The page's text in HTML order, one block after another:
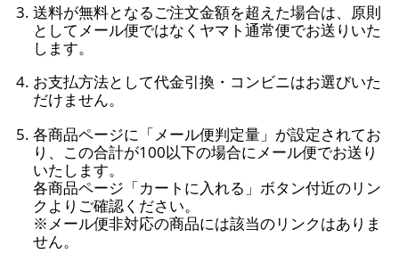
送料が無料となるご注文金額を超えた場合は、原則
としてメール便ではなくヤマト通常便でお送りいた
します。
お支払方法として代金引換・コンビニはお選びいた
だけません。
各商品ページに「メール便判定量」が設定されてお
り、この合計が100以下の場合にメール便でお送り
いたします。
各商品ページ「カートに入れる」ボタン付近のリン
クよりご確認ください。
※メール便非対応の商品には該当のリンクはありま
せん。